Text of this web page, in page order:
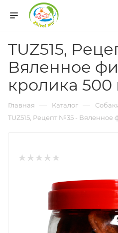
TUZ515,
Вяленное
кролика 500
Главная — Каталог —
TUZ515, Рецепт №35 - Вяленное